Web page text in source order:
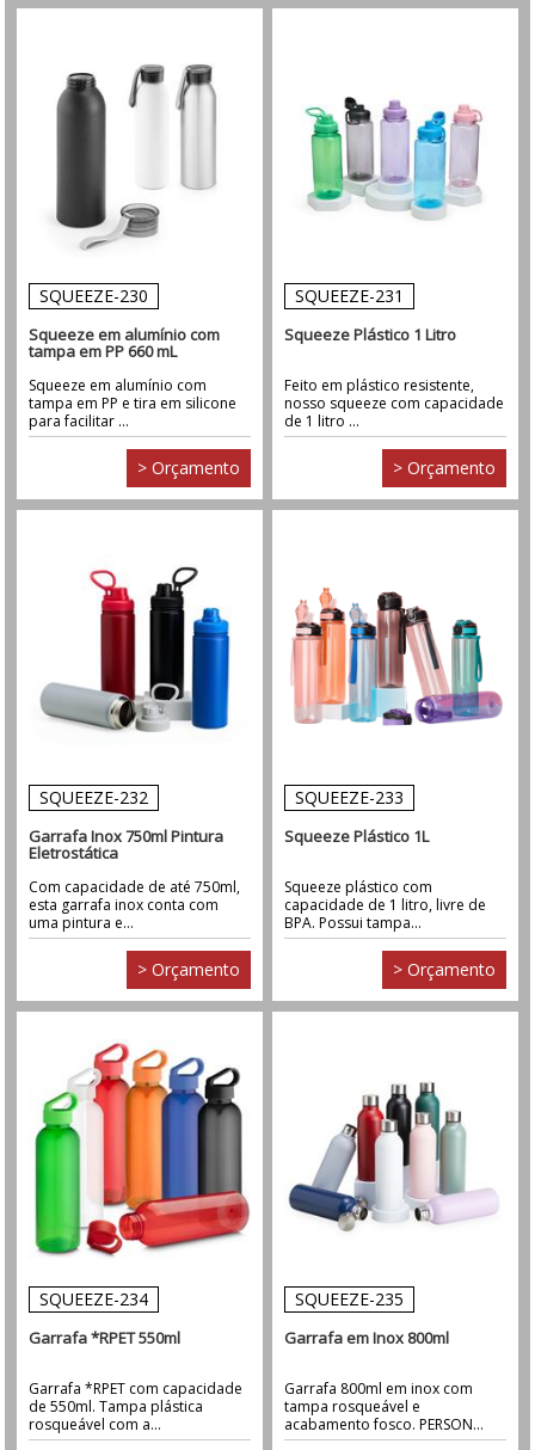
SQUEEZE-230
Squeeze em alumínio com
tampa em PP 660 mL
Squeeze em alumínio com
tampa em PP e tira em silicone
para facilitar ...
> Orçamento
SQUEEZE-231
Squeeze Plástico 1 Litro
Feito em plástico resistente,
nosso squeeze com capacidade
de 1 litro ...
> Orçamento
SQUEEZE-232
Garrafa Inox 750ml Pintura
Eletrostática
Com capacidade de até 750ml,
esta garrafa inox conta com
uma pintura e...
> Orçamento
SQUEEZE-233
Squeeze Plástico 1L
Squeeze plástico com
capacidade de 1 litro, livre de
BPA. Possui tampa...
> Orçamento
SQUEEZE-234
Garrafa *RPET 550ml
Garrafa *RPET com capacidade
de 550ml. Tampa plástica
rosqueável com a...
SQUEEZE-235
Garrafa em Inox 800ml
Garrafa 800ml em inox com
tampa rosqueável e
acabamento fosco. PERSON...